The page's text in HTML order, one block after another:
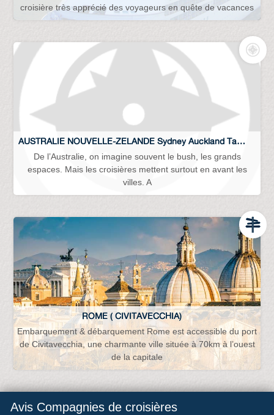
croisière très apprécié des voyageurs en quête de vacances
AUSTRALIE NOUVELLE-ZELANDE Sydney Auckland Tasmanie …
De l’Australie, on imagine souvent le bush, les grands
espaces. Mais les croisières mettent surtout en avant les
villes. A
ROME ( CIVITAVECCHIA)
Embarquement & débarquement Rome est accessible du port
de Civitavecchia, une charmante ville située à 70km à l’ouest
de la capitale
Avis Compagnies de croisières